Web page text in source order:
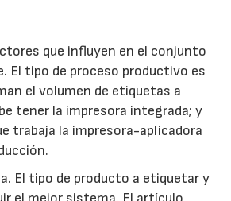
que influyen en el conjunto
El tipo de proceso productivo es
el volumen de etiquetas a
tener la impresora integrada; y
trabaja la impresora-aplicadora
El tipo de producto a etiquetar y